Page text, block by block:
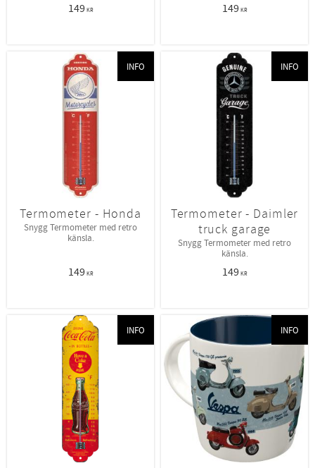
149KR 149KR
Termometer - Honda
Snygg Termometer med retro
känsla.
149KR
INFO
Termometer - Daimler
truck garage
Snygg Termometer med retro
känsla.
149KR
INFO
INFO INFO